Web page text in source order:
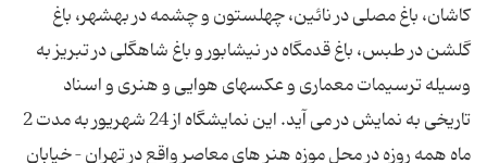
كاشان، باغ مصلی در نائین، چهلستون و چشمه در بهشهر، باغ
گلشن در طبس، باغ قدمگاه در نیشابور و باغ شاهگلی در تبریز به
وسیله ترسیمات معماری و عكسهای هوایی و هنری و اسناد
تاریخی به نمایش در می آید. این نمایشگاه از 24 شهریور به مدت 2
ماه همه روزه در محل موزه هنر های معاصر واقع در تهران – خیابان